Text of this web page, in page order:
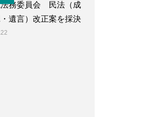
法務委員会 民法（成
遺言）改正案を採決